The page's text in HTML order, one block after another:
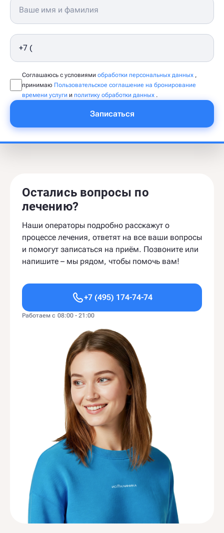
Соглашаюсь с условиями обработки персональных данных ,
принимаю Пользовательское соглашение на бронирование
времени услуги и политику обработки данных .
Записаться
Остались вопросы по
лечению?
Наши операторы подробно расскажут о
процессе лечения, ответят на все ваши вопросы
и помогут записаться на приём. Позвоните или
напишите – мы рядом, чтобы помочь вам!
+7 (495) 174-74-74
Работаем с 08:00 - 21:00